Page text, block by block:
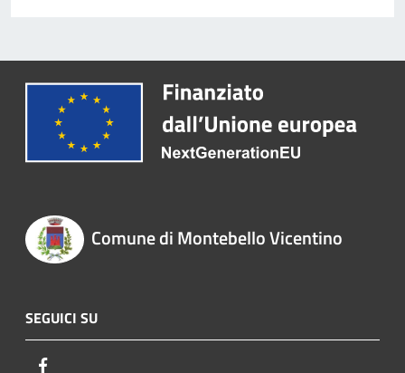
Comune di Montebello Vicentino
SEGUICI SU